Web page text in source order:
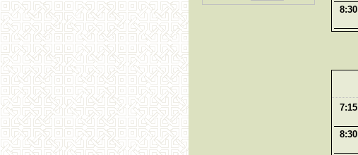
7:15 الي 8:30
6:30 الي 7:15
7:15 الي 8:30